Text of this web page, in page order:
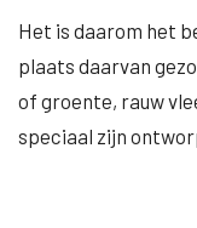
Het is daarom het
plaats daarvan
of groente, rauw
speciaal zijn